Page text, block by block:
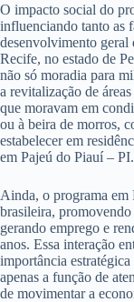
O impacto social do
influenciando tanto as
desenvolvimento geral
Recife, no estado de
não só moradia para
a revitalização de
que moravam em
ou à beira de morros,
estabelecer em
em Pajeú do Piauí – PI.
Ainda, o programa em
brasileira,
gerando emprego e
anos. Essa interação
importância
apenas a função de
de movimentar a